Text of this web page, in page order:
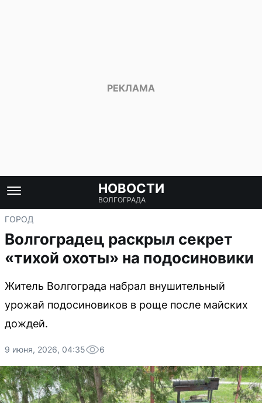
НОВОСТИ
ВОЛГОГРАДА
ГОРОД
Волгоградец раскрыл секрет
«тихой охоты» на подосиновики
Житель Волгограда набрал внушительный
урожай подосиновиков в роще после майских
дождей.
9 июня, 2026, 04:35 6